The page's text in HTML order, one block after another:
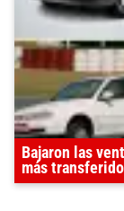
Bajaron las
más